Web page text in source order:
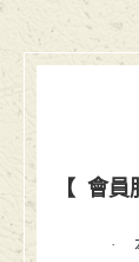
【 會員
·